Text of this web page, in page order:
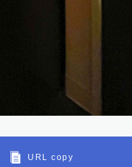
URL copy